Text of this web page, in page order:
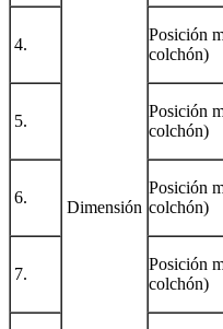
Dimensión
4.
Posición
colchón)
5.
Posición
colchón)
6.
Posición
colchón)
7.
Posición
colchón)